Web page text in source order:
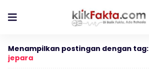
Menampilkan postingan dengan tag:
jepara